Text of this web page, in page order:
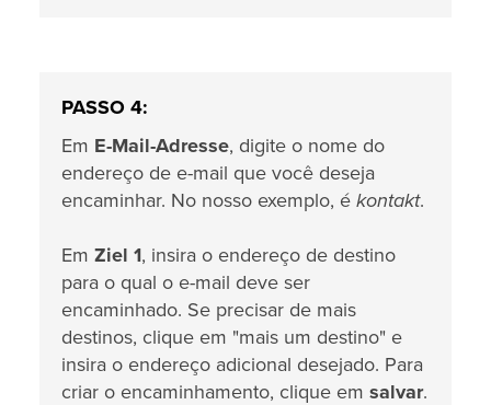
PASSO 4:
Em E-Mail-Adresse, digite o nome do
endereço de e-mail que você deseja
encaminhar. No nosso exemplo, é kontakt.
Em Ziel 1, insira o endereço de destino
para o qual o e-mail deve ser
encaminhado. Se precisar de mais
destinos, clique em "mais um destino" e
insira o endereço adicional desejado. Para
criar o encaminhamento, clique em salvar.